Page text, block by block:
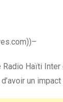
Haïti
un